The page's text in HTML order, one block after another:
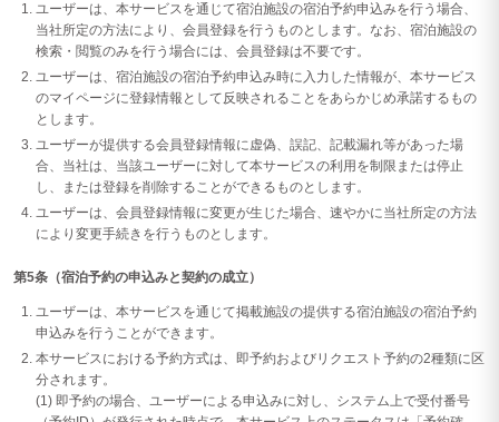
ユーザーは、本サービスを通じて宿泊施設の宿泊予約申込みを行う場合、
当社所定の方法により、会員登録を行うものとします。なお、宿泊施設の
検索・閲覧のみを行う場合には、会員登録は不要です。
ユーザーは、宿泊施設の宿泊予約申込み時に入力した情報が、本サービス
のマイページに登録情報として反映されることをあらかじめ承諾するもの
とします。
ユーザーが提供する会員登録情報に虚偽、誤記、記載漏れ等があった場
合、当社は、当該ユーザーに対して本サービスの利用を制限または停止
し、または登録を削除することができるものとします。
ユーザーは、会員登録情報に変更が生じた場合、速やかに当社所定の方法
により変更手続きを行うものとします。
第5条（宿泊予約の申込みと契約の成立）
ユーザーは、本サービスを通じて掲載施設の提供する宿泊施設の宿泊予約
申込みを行うことができます。
本サービスにおける予約方式は、即予約およびリクエスト予約の2種類に区
分されます。
(1) 即予約の場合、ユーザーによる申込みに対し、システム上で受付番号